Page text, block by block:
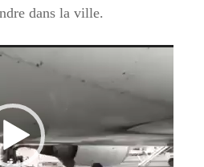
dans la ville.